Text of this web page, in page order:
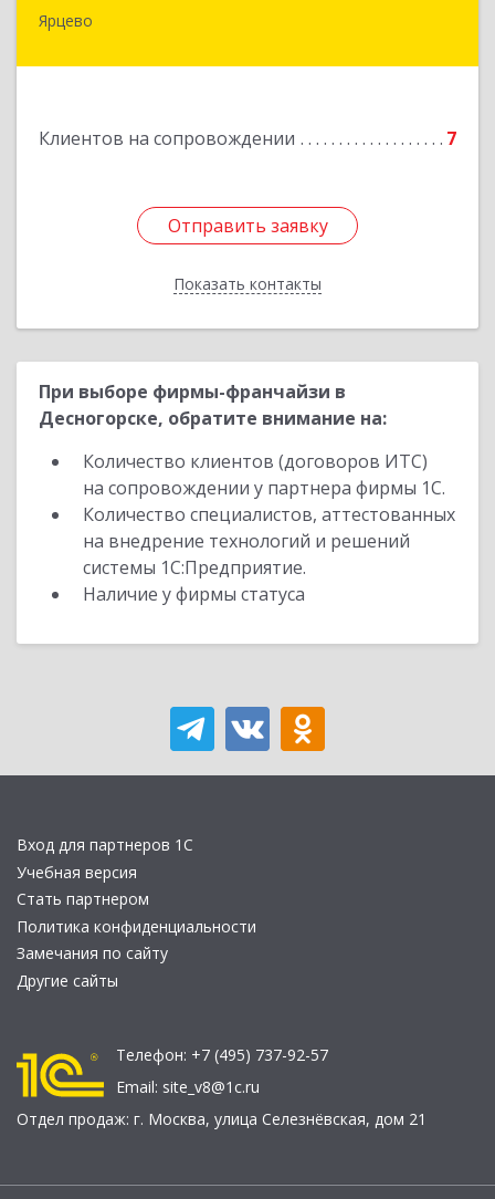
Ярцево
Клиентов на сопровождении 7
Отправить заявку
Показать контакты
Отправить заявку
Назад
При выборе фирмы-франчайзи в
Десногорске, обратите внимание на:
Количество клиентов (договоров ИТС)
на сопровождении у партнера фирмы 1С.
Количество специалистов, аттестованных
на внедрение технологий и решений
системы 1С:Предприятие.
Наличие у фирмы статуса
Вход для партнеров 1С
Учебная версия
Стать партнером
Политика конфиденциальности
Замечания по сайту
Другие сайты
Телефон: +7 (495) 737-92-57
Email: site_v8@1c.ru
Отдел продаж: г. Москва, улица Селезнёвская, дом 21